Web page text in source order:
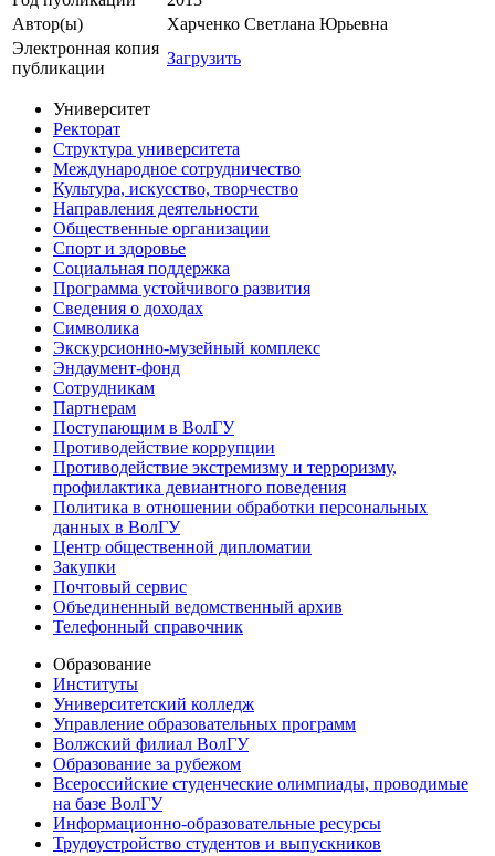
Автор(ы)
Харченко Светлана Юрьевна
Электронная копия
публикации
Загрузить
Университет
Ректорат
Структура университета
Международное сотрудничество
Культура, искусство, творчество
Направления деятельности
Общественные организации
Спорт и здоровье
Социальная поддержка
Программа устойчивого развития
Сведения о доходах
Символика
Экскурсионно-музейный комплекс
Эндаумент-фонд
Сотрудникам
Партнерам
Поступающим в ВолГУ
Противодействие коррупции
Противодействие экстремизму и терроризму,
профилактика девиантного поведения
Политика в отношении обработки персональных
данных в ВолГУ
Центр общественной дипломатии
Закупки
Почтовый сервис
Объединенный ведомственный архив
Телефонный справочник
Образование
Институты
Университетский колледж
Управление образовательных программ
Волжский филиал ВолГУ
Образование за рубежом
Всероссийские студенческие олимпиады, проводимые
на базе ВолГУ
Информационно-образовательные ресурсы
Трудоустройство студентов и выпускников